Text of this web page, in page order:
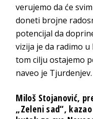
verujemo da će
doneti brojne
potencijal da
vizija je da radimo
tom cilju ostajemo
naveo je Tjurdenjev.
Miloš Stojanović,
„Zeleni sad“,